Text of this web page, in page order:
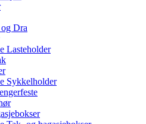
Dra
Lasteholder
Sykkelholder